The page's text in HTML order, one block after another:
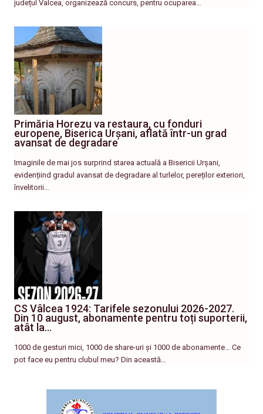
județul Valcea, organizează concurs, pentru ocuparea…
Primăria Horezu va restaura, cu fonduri
europene, Biserica Urșani, aflată într-un grad
avansat de degradare
Imaginile de mai jos surprind starea actuală a Bisericii Urșani,
evidențiind gradul avansat de degradare al turlelor, pereților exteriori,
învelitorii…
CS Vâlcea 1924: Tarifele sezonului 2026-2027.
Din 10 august, abonamente pentru toți suporterii,
atât la…
1000 de gesturi mici, 1000 de share-uri și 1000 de abonamente… Ce
pot face eu pentru clubul meu? Din această…